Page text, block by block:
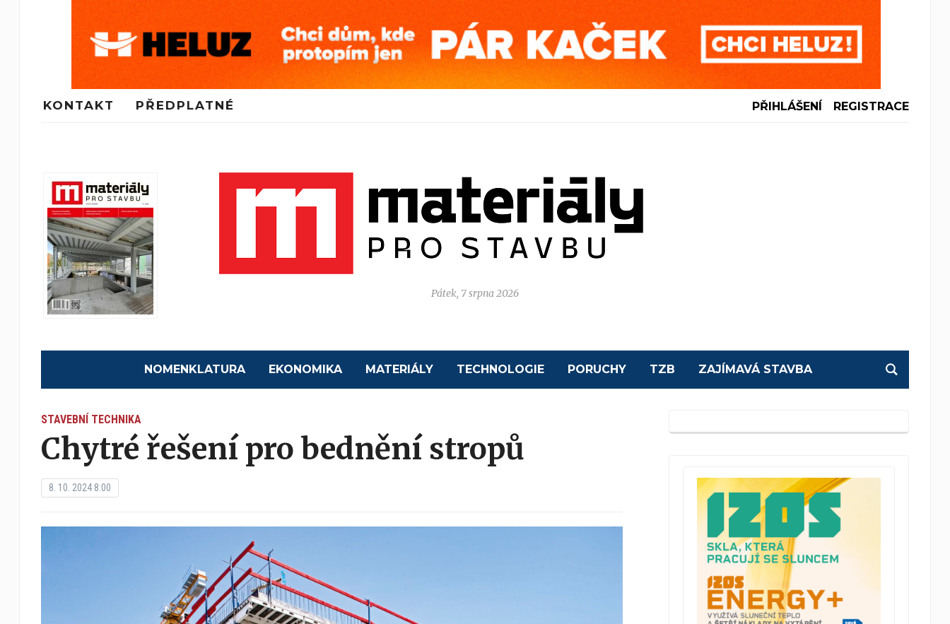
KONTAKT PŘEDPLATNÉ PŘIHLÁŠENÍ REGISTRACE
Pátek, 7 srpna 2026
NOMENKLATURA EKONOMIKA MATERIÁLY TECHNOLOGIE PORUCHY TZB ZAJÍMAVÁ STAVBA
STAVEBNÍ TECHNIKA
Chytré řešení pro bednění stropů
8. 10. 2024 8:00